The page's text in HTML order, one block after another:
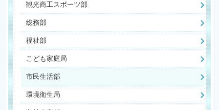
観光商工スポーツ部
総務部
福祉部
こども家庭局
市民生活部
環境衛生局